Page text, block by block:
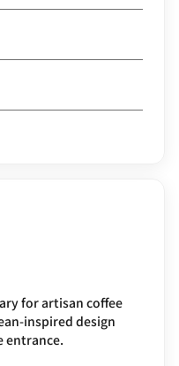
for artisan coffee
inspired design
entrance.